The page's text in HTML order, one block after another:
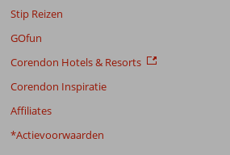
Stip Reizen
GOfun
Corendon Hotels & Resorts
Corendon Inspiratie
Affiliates
*Actievoorwaarden